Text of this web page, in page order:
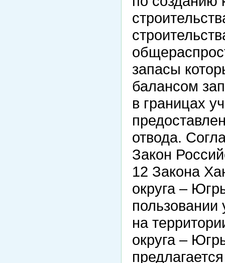
запасы
балансом
в границах
отвода.
Закон
12 Закона
округа –
пользовании
на
округа –